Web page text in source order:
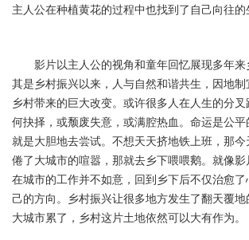
主人公在种植黄花的过程中也找到了自己向往的
影片以主人公的视角和童年回忆展现多年来
其是乡村振兴以来，人与自然和谐共生，因地
乡村带来的巨大改变。或许很多人在人生的分
何抉择，或颓废失意，或满腔热血。命运是公
就是大胆地去尝试。不想天天挤地铁上班，那
倦了大城市的喧嚣，那就去乡下喂喂鹅。就像影
在城市的工作并不如意，回到乡下后不仅治愈
己的方向。乡村振兴让很多地方发生了翻天覆
大城市累了，乡村这片土地依然可以大有作为。